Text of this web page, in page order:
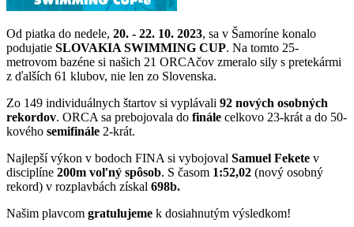
Od piatka do nedele, 20. - 22. 10. 2023, sa v Šamoríne konalo
podujatie SLOVAKIA SWIMMING CUP. Na tomto 25-
metrovom bazéne si našich 21 ORCAčov zmeralo sily s pretekármi
z ďalších 61 klubov, nie len zo Slovenska.
Zo 149 individuálnych štartov si vyplávali 92 nových osobných
rekordov. ORCA sa prebojovala do finále celkovo 23-krát a do 50-
kového semifinále 2-krát.
Najlepší výkon v bodoch FINA si vybojoval Samuel Fekete v
disciplíne 200m voľný spôsob. S časom 1:52,02 (nový osobný
rekord) v rozplavbách získal 698b.
Našim plavcom gratulujeme k dosiahnutým výsledkom!